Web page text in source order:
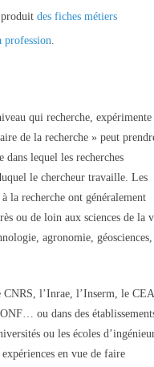
produit des fiches métiers
profession.
qui recherche, expérimente
de la recherche » peut
lequel les recherches
le chercheur travaille. Les
la recherche ont généralement
ou de loin aux sciences de la
agronomie, géosciences,
CNRS, l’Inrae, l’Inserm, le
ou dans des
ou les écoles
en vue de faire